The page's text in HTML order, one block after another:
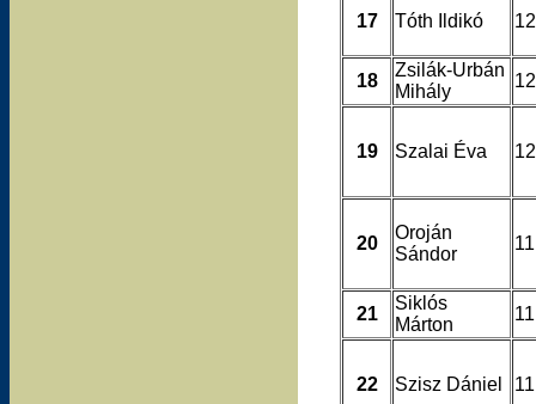
17 Tóth Ildikó 12
18
Zsilák-Urbán
Mihály
12
19 Szalai Éva 12
20
Oroján
Sándor
11
21
Siklós
Márton
11
22 Szisz Dániel 11